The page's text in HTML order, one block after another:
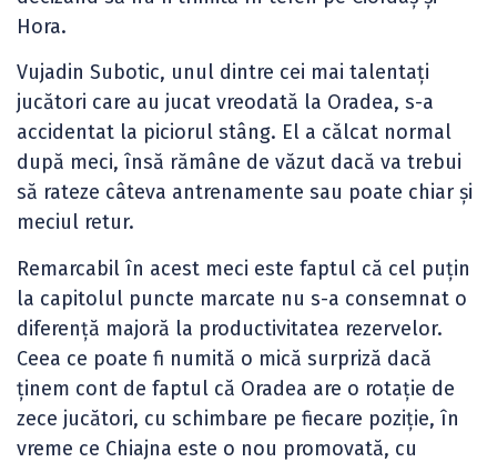
Hora.
Vujadin Subotic, unul dintre cei mai talentați
jucători care au jucat vreodată la Oradea, s-a
accidentat la piciorul stâng. El a călcat normal
după meci, însă rămâne de văzut dacă va trebui
să rateze câteva antrenamente sau poate chiar și
meciul retur.
Remarcabil în acest meci este faptul că cel puțin
la capitolul puncte marcate nu s-a consemnat o
diferență majoră la productivitatea rezervelor.
Ceea ce poate fi numită o mică surpriză dacă
ținem cont de faptul că Oradea are o rotație de
zece jucători, cu schimbare pe fiecare poziție, în
vreme ce Chiajna este o nou promovată, cu